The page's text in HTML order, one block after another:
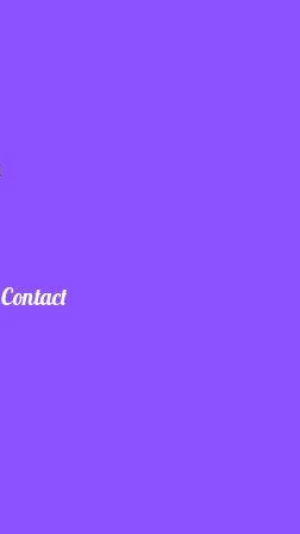
Contact